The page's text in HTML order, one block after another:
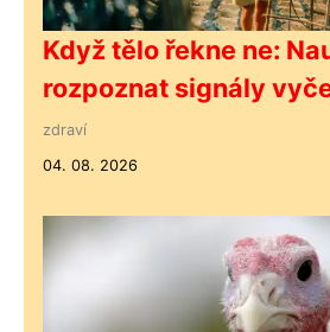
Když tělo řekne ne:
rozpoznat signály
zdraví
04. 08. 2026